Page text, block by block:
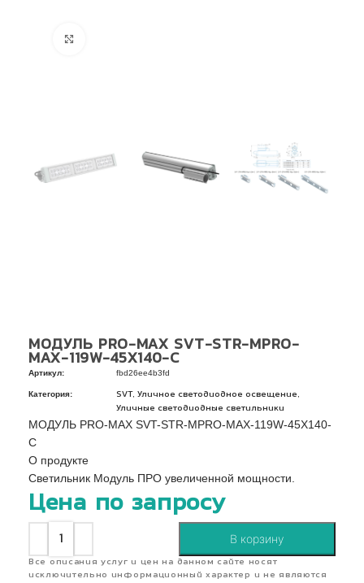
МОДУЛЬ PRO-MAX SVT-STR-MPRO-
MAX-119W-45X140-C
Артикул: fbd26ee4b3fd
Категория: SVT, Уличное светодиодное освещение
Уличные светодиодные светильники
МОДУЛЬ PRO-MAX SVT-STR-MPRO-MAX-119W-45X140-
C
О продукте
Светильник Модуль ПРО увеличенной мощности.
Цена по запросу
В корзину
Все описания услуг и цен на данном сайте носят
исключительно информационный характер и не являются